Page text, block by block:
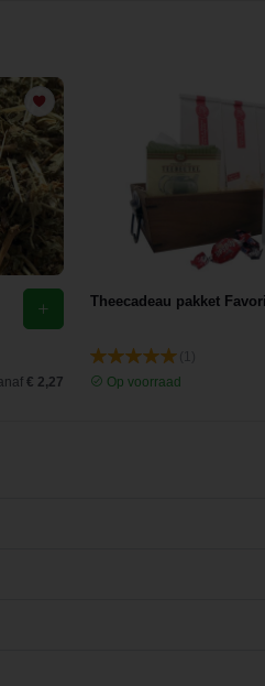
€ 2,27
Theecadeau pakket
Op voorraad